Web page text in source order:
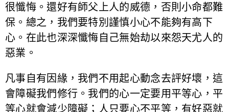
很懺悔。還好有師父上人的威德，否則小命都難
保。總之，我們要特別謹慎小心不能夠有高下
心。在此也深深懺悔自己無始劫以來怨天尤人的
惡業。
凡事自有因緣，我們不用起心動念去評好壞，這
會障礙我們修行。我們的心一定要用平等心，平
等心就會減少障礙；人只要心不平等，有好惡就